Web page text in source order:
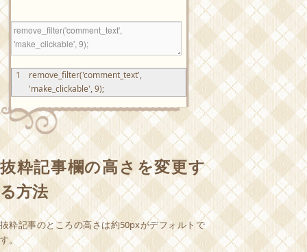
1 remove_filter('comment_text',
'make_clickable', 9);
抜粋記事欄の高さを変更す
る方法
抜粋記事のところの高さは約50pxがデフォルトで
す。